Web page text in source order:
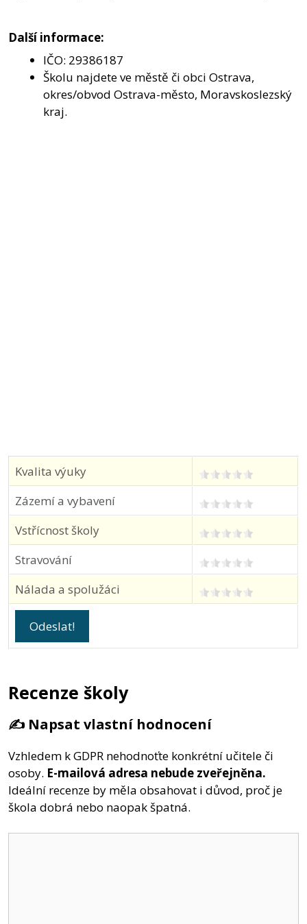
Další informace:
IČO: 29386187
Školu najdete ve městě či obci Ostrava,
okres/obvod Ostrava-město, Moravskoslezský
kraj.
Kvalita výuky
Zázemí a vybavení
Vstřícnost školy
Stravování
Nálada a spolužáci
Recenze školy
✍️ Napsat vlastní hodnocení
Vzhledem k GDPR nehodnoťte konkrétní učitele či
osoby. E-mailová adresa nebude zveřejněna.
Ideální recenze by měla obsahovat i důvod, proč je
škola dobrá nebo naopak špatná.